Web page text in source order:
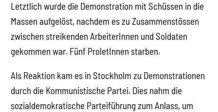
Letztlich wurde die Demonstration mit Schüssen in die
Massen aufgelöst, nachdem es zu Zusammenstössen
zwischen streikenden ArbeiterInnen und Soldaten
gekommen war. Fünf ProletInnen starben.
Als Reaktion kam es in Stockholm zu Demonstrationen
durch die Kommunistische Partei. Dies nahm die
sozialdemokratische Parteiführung zum Anlass, um